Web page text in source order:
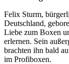
Felix Sturm,
Deutschland,
Liebe zum Boxen
erlernen. Sein
brachten ihn bald
im Profiboxen.